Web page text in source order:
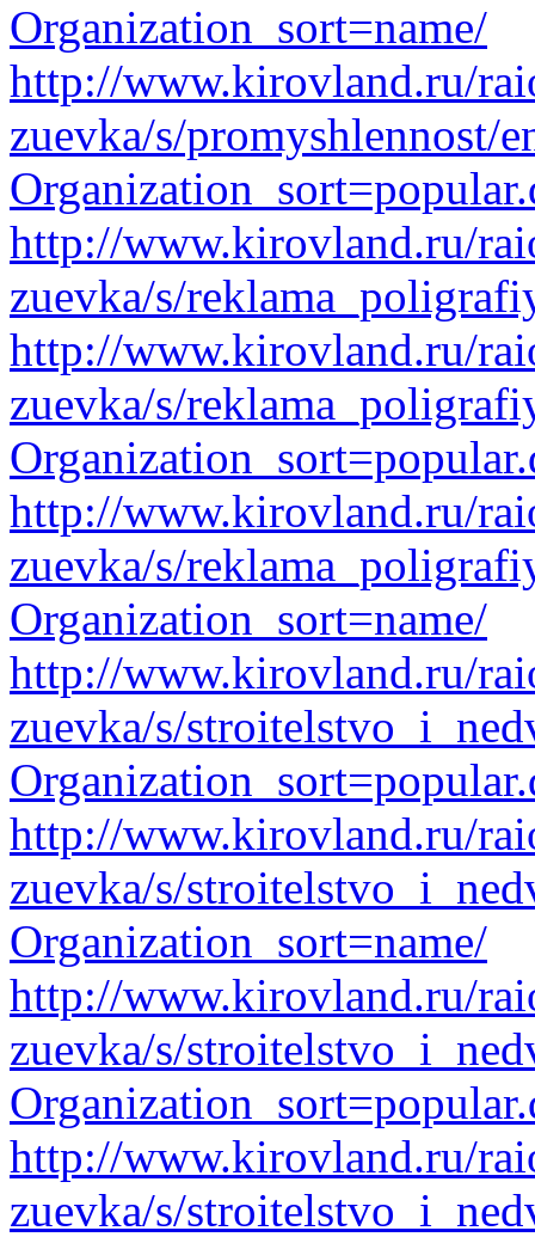
Organization_sort=name/
http://www.kirovland.ru/
zuevka/s/promyshlennost/
http://www.kirovland.ru/
zuevka/s/
http://www.kirovland.ru/
zuevka/s/
http://www.kirovland.ru/
zuevka/s/
Organization_sort=name/
http://www.kirovland.ru/
zuevka/s/
http://www.kirovland.ru/
zuevka/s/
Organization_sort=name/
http://www.kirovland.ru/
zuevka/s/
http://www.kirovland.ru/
zuevka/s/